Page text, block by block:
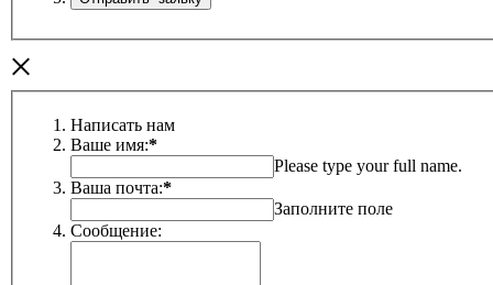
×
Написать нам
Ваше имя:*
Please type your full name.
Ваша почта:*
Заполните поле
Сообщение: